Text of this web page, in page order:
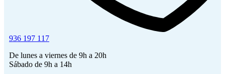
936 197 117
De lunes a viernes de 9h a 20h
Sábado de 9h a 14h